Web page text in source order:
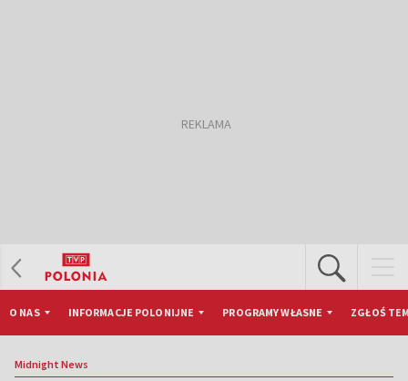
O NAS INFORMACJE POLONIJNE PROGRAMY WŁASNE ZGŁOŚ
Midnight News